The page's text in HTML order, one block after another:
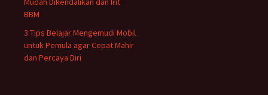
BBM
3 Tips Belajar Mengemudi Mobil
untuk Pemula agar Cepat Mahir
dan Percaya Diri